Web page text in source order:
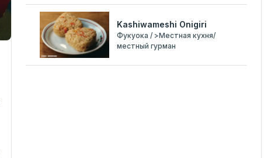
Kashiwameshi Onigiri
Фукуока / >Местная кухня/
местный гурман